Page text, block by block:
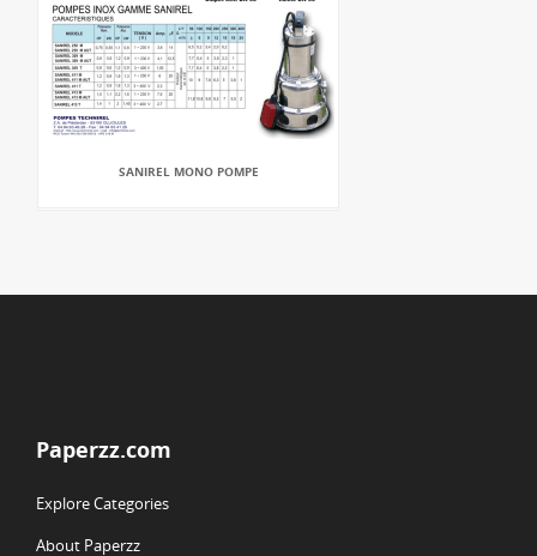
SANIREL MONO POMPE
Paperzz.com
Explore Categories
About Paperzz